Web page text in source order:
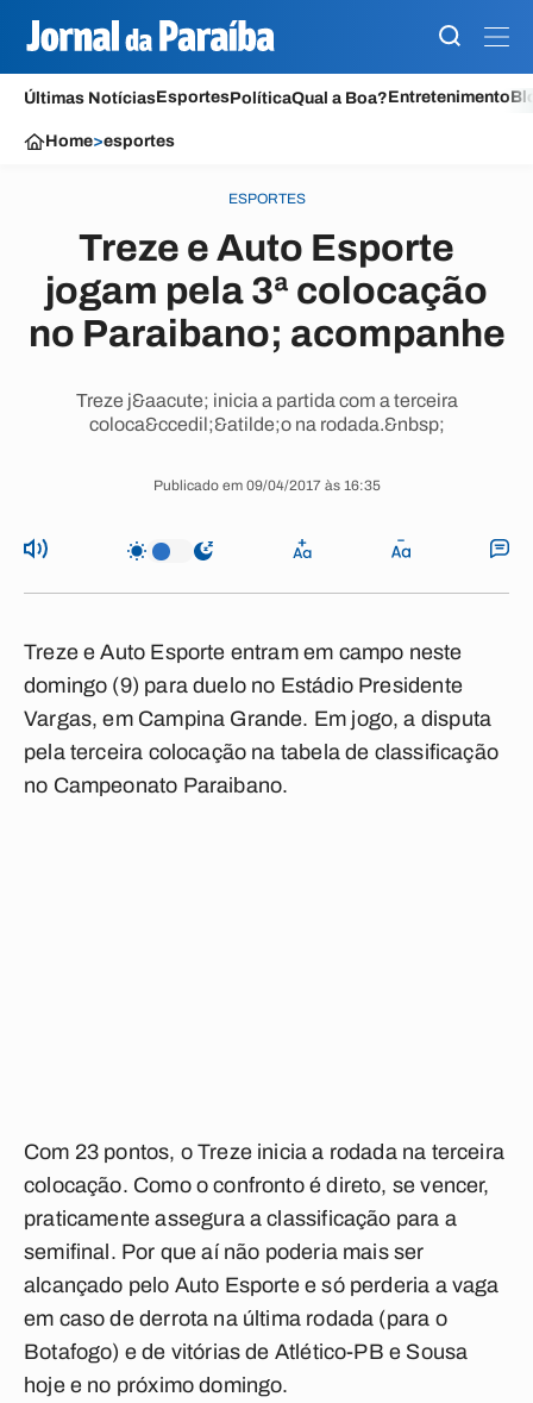
Últimas NotíciasEsportesPolíticaQual a Boa?Entretenimento
Home>esportes
ESPORTES
Treze e Auto Esporte
jogam pela 3ª colocação
no Paraibano; acompanhe
Treze j&aacute; inicia a partida com a terceira
coloca&ccedil;&atilde;o na rodada.&nbsp;
Publicado em 09/04/2017 às 16:35
Treze e Auto Esporte entram em campo neste
domingo (9) para duelo no Estádio Presidente
Vargas, em Campina Grande. Em jogo, a disputa
pela terceira colocação na tabela de classificação
no Campeonato Paraibano.
Com 23 pontos, o Treze inicia a rodada na terceira
colocação. Como o confronto é direto, se vencer,
praticamente assegura a classificação para a
semifinal. Por que aí não poderia mais ser
alcançado pelo Auto Esporte e só perderia a vaga
em caso de derrota na última rodada (para o
Botafogo) e de vitórias de Atlético-PB e Sousa
hoje e no próximo domingo.